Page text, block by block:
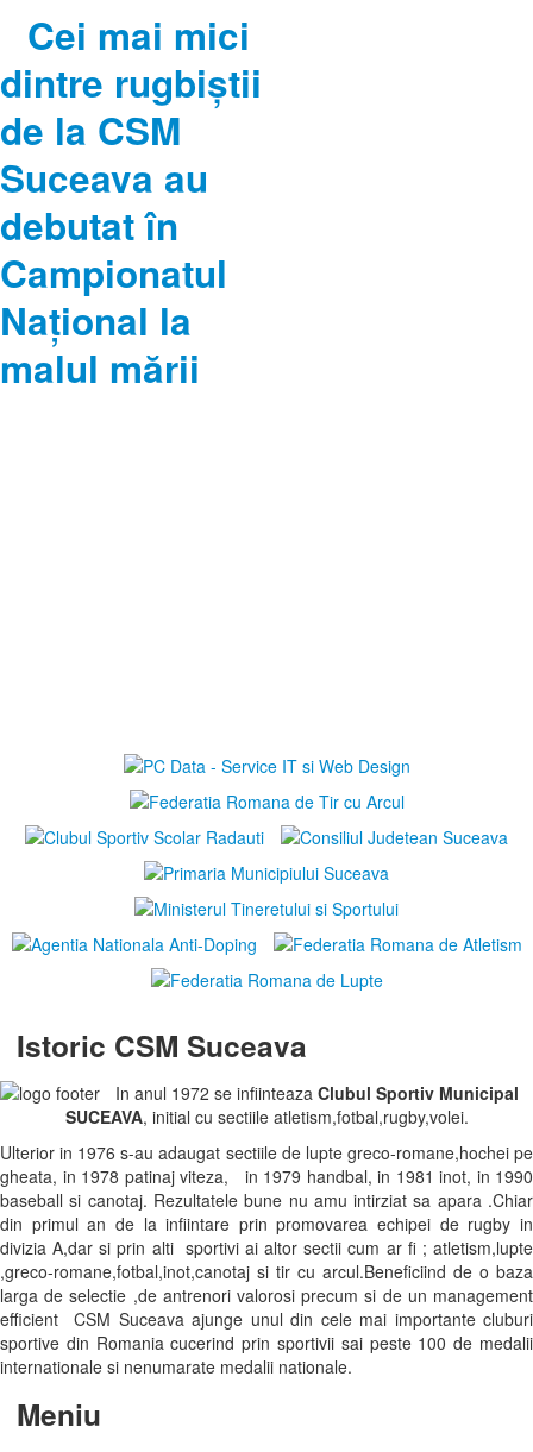
Cei mai mici
dintre rugbiștii
de la CSM
Suceava au
debutat în
Campionatul
Național la
malul mării
Istoric CSM Suceava
In anul 1972 se infiinteaza Clubul Sportiv Municipal
SUCEAVA, initial cu sectiile atletism,fotbal,rugby,volei.
Ulterior in 1976 s-au adaugat sectiile de lupte greco-romane,hochei pe
gheata, in 1978 patinaj viteza, in 1979 handbal, in 1981 inot, in 1990
baseball si canotaj. Rezultatele bune nu amu intirziat sa apara .Chiar
din primul an de la infiintare prin promovarea echipei de rugby in
divizia A,dar si prin alti sportivi ai altor sectii cum ar fi ; atletism,lupte
,greco-romane,fotbal,inot,canotaj si tir cu arcul.Beneficiind de o baza
larga de selectie ,de antrenori valorosi precum si de un management
efficient CSM Suceava ajunge unul din cele mai importante cluburi
sportive din Romania cucerind prin sportivii sai peste 100 de medalii
internationale si nenumarate medalii nationale.
Meniu